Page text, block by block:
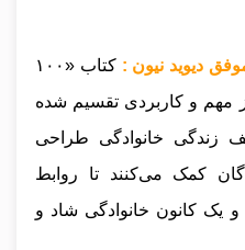
کتاب «۱۰۰
موفق» به ۱۰۰ راز مهم و کاربردی تقسیم شده
زندگی خانوادگی طراحی
کمک می‌کنند تا روابط
و یک کانون خانوادگی شاد و